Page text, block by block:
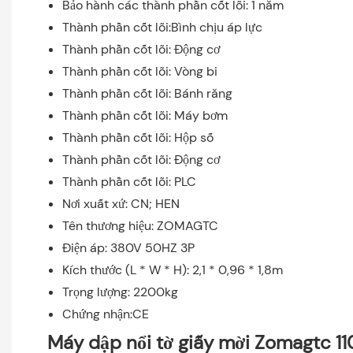
Bảo hành các thành phần cốt lõi: 1 năm
Thành phần cốt lõi:Bình chịu áp lực
Thành phần cốt lõi: Động cơ
Thành phần cốt lõi: Vòng bi
Thành phần cốt lõi: Bánh răng
Thành phần cốt lõi: Máy bơm
Thành phần cốt lõi: Hộp số
Thành phần cốt lõi: Động cơ
Thành phần cốt lõi: PLC
Nơi xuất xứ: CN; HEN
Tên thương hiệu: ZOMAGTC
Điện áp: 380V 50HZ 3P
Kích thước (L * W * H): 2,1 * 0,96 * 1,8m
Trọng lượng: 2200kg
Chứng nhận:CE
Máy dập nổi tờ giấy mời Zomagtc